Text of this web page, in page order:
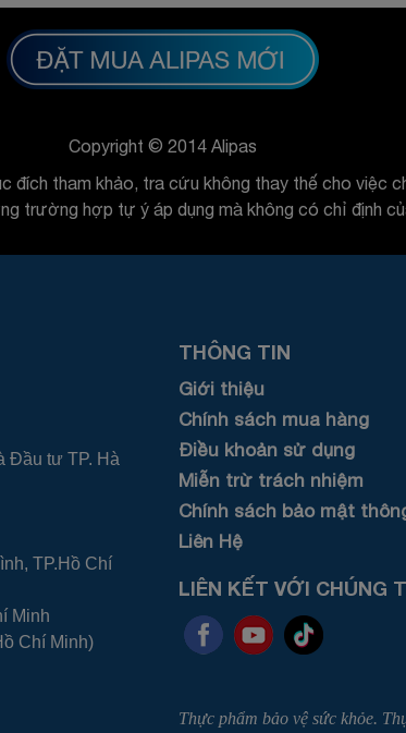
Copyright © 2014 Alipas
tham khảo, tra cứu không thay thế cho việc
trường hợp tự ý áp dụng mà không có chỉ định
Đầu tư TP. Hà
TP.Hồ Chí
Minh
Chí Minh)
THÔNG TIN
Giới thiệu
Chính sách mua hàng
Điều khoản sử dụng
Miễn trừ trách nhiệm
Chính sách bảo mật
Liên Hệ
LIÊN KẾT VỚI CHÚNG
Thực phẩm bảo vệ sức khỏe.